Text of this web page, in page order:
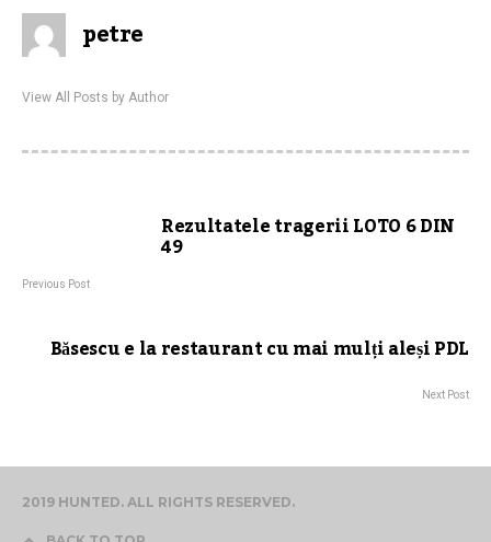
petre
View All Posts by Author
Rezultatele tragerii LOTO 6 DIN
49
Previous Post
Băsescu e la restaurant cu mai mulți aleși PDL
Next Post
2019 HUNTED. ALL RIGHTS RESERVED.